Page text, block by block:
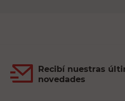
Recibí nuestras
novedades